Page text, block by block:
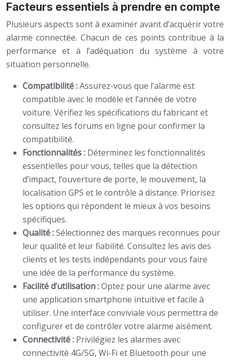
Facteurs essentiels à prendre en compte
Plusieurs aspects sont à examiner avant d’acquérir votre
alarme connectée. Chacun de ces points contribue à la
performance et à l’adéquation du système à votre
situation personnelle.
Compatibilité :Assurez-vous que l’alarme est
compatible avec le modèle et l’année de votre
voiture. Vérifiez les spécifications du fabricant et
consultez les forums en ligne pour confirmer la
compatibilité.
Fonctionnalités : Déterminez les fonctionnalités
essentielles pour vous, telles que la détection
d’impact, l’ouverture de porte, le mouvement, la
localisation GPS et le contrôle à distance. Priorisez
les options qui répondent le mieux à vos besoins
spécifiques.
Qualité :Sélectionnez des marques reconnues pour
leur qualité et leur fiabilité. Consultez les avis des
clients et les tests indépendants pour vous faire
une idée de la performance du système.
Facilité d’utilisation :Optez pour une alarme avec
une application smartphone intuitive et facile à
utiliser. Une interface conviviale vous permettra de
configurer et de contrôler votre alarme aisément.
Connectivité : Privilégiez les alarmes avec
connectivité 4G/5G, Wi-Fi et Bluetooth pour une